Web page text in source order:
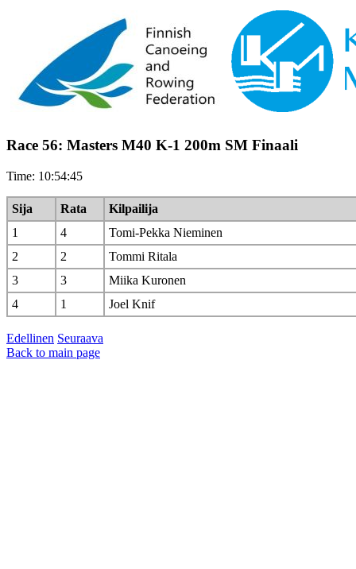
Race 56: Masters M40 K-1 200m SM Finaali
Time: 10:54:45
Sija Rata
Kilpailija
1
4
Tomi-Pekka Nieminen
2
2
Tommi Ritala
3
3
Miika Kuronen
4
1 Joel Knif
Edellinen Seuraava
Back to main page